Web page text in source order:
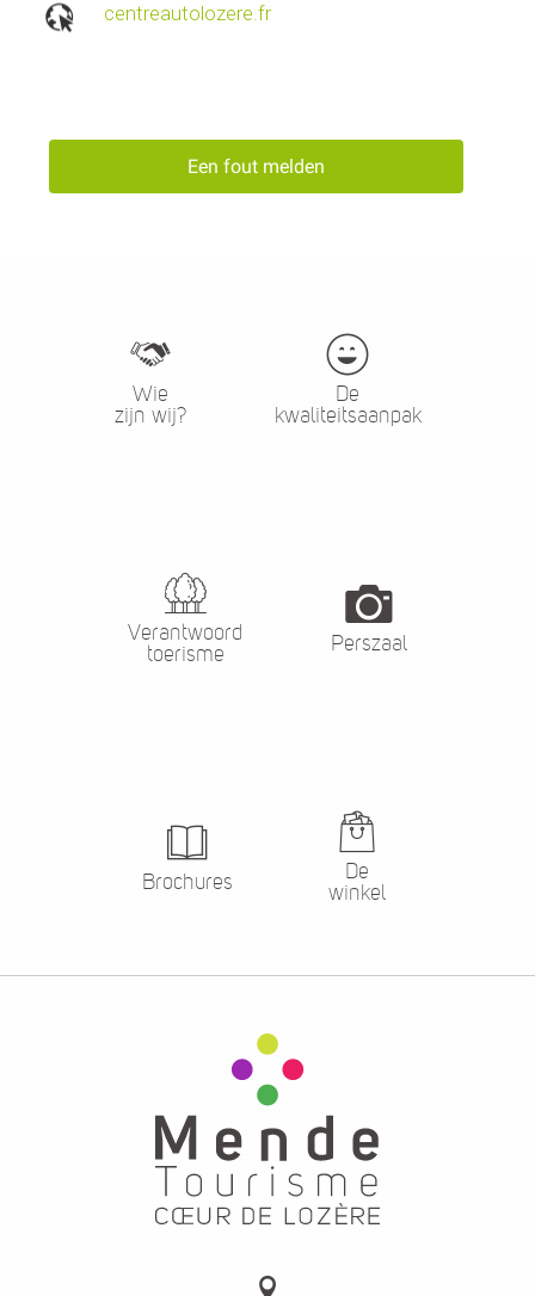
centreautolozere.fr
Een fout melden
Wie
zijn wij?
De
kwaliteitsaanpak
Verantwoord
toerisme
Perszaal
Brochures
De
winkel